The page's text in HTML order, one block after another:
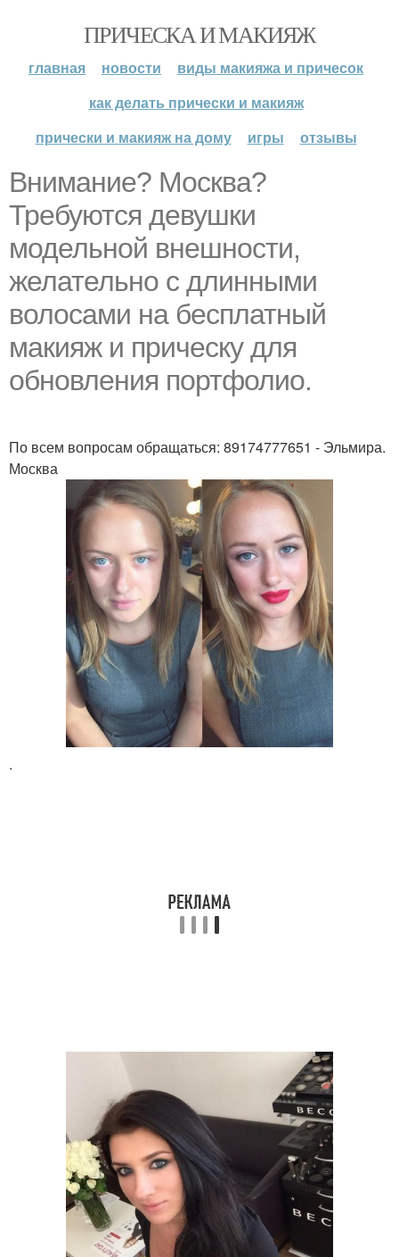
ПРИЧЕСКА И МАКИЯЖ
главная новости
виды макияжа и причесок
как делать прически и макияж
прически и макияж на дому
игры отзывы
Внимание? Москва?
Требуются девушки
модельной внешности,
желательно с длинными
волосами на бесплатный
макияж и прическу для
обновления портфолио.
По всем вопросам обращаться: 89174777651 - Эльмира.
Москва
.